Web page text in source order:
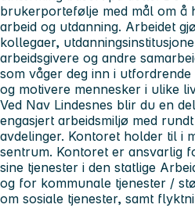
brukerportefølje med mål om å
arbeid og utdanning. Arbeidet
kollegaer,
arbeidsgivere og andre
som våger deg inn i
og motivere mennesker i ulike
Ved Nav Lindesnes blir du en
engasjert arbeidsmiljø med
avdelinger. Kontoret holder til i
sentrum. Kontoret er ansvarlig
sine tjenester i den statlige
og for kommunale tjenester /
om sosiale tjenester, samt